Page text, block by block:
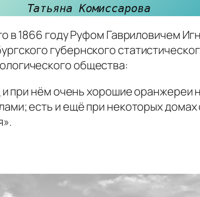
Татьяна Комиссарова
в 1866 году Руфом Гавриловичем
губернского
общества:
при нём очень хорошие оранжереи
есть и ещё при некоторых домах